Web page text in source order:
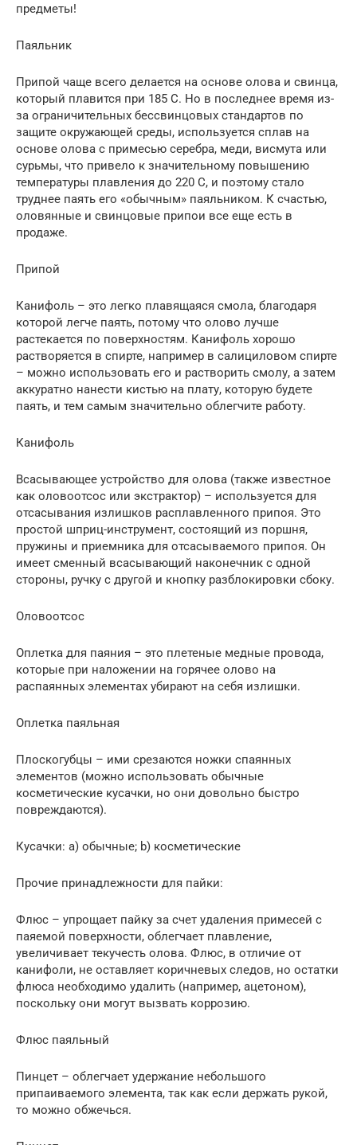
предметы!
Паяльник
Припой чаще всего делается на основе олова и свинца,
который плавится при 185 С. Но в последнее время из-
за ограничительных бессвинцовых стандартов по
защите окружающей среды, используется сплав на
основе олова с примесью серебра, меди, висмута или
сурьмы, что привело к значительному повышению
температуры плавления до 220 C, и поэтому стало
труднее паять его «обычным» паяльником. К счастью,
оловянные и свинцовые припои все еще есть в
продаже.
Припой
Канифоль – это легко плавящаяся смола, благодаря
которой легче паять, потому что олово лучше
растекается по поверхностям. Канифоль хорошо
растворяется в спирте, например в салициловом спирте
– можно использовать его и растворить смолу, а затем
аккуратно нанести кистью на плату, которую будете
паять, и тем самым значительно облегчите работу.
Канифоль
Всасывающее устройство для олова (также известное
как оловоотсос или экстрактор) – используется для
отсасывания излишков расплавленного припоя. Это
простой шприц-инструмент, состоящий из поршня,
пружины и приемника для отсасываемого припоя. Он
имеет сменный всасывающий наконечник с одной
стороны, ручку с другой и кнопку разблокировки сбоку.
Оловоотсос
Оплетка для паяния – это плетеные медные провода,
которые при наложении на горячее олово на
распаянных элементах убирают на себя излишки.
Оплетка паяльная
Плоскогубцы – ими срезаются ножки спаянных
элементов (можно использовать обычные
косметические кусачки, но они довольно быстро
повреждаются).
Кусачки: а) обычные; b) косметические
Прочие принадлежности для пайки:
Флюс – упрощает пайку за счет удаления примесей с
паяемой поверхности, облегчает плавление,
увеличивает текучесть олова. Флюс, в отличие от
канифоли, не оставляет коричневых следов, но остатки
флюса необходимо удалить (например, ацетоном),
поскольку они могут вызвать коррозию.
Флюс паяльный
Пинцет – облегчает удержание небольшого
припаиваемого элемента, так как если держать рукой,
то можно обжечься.